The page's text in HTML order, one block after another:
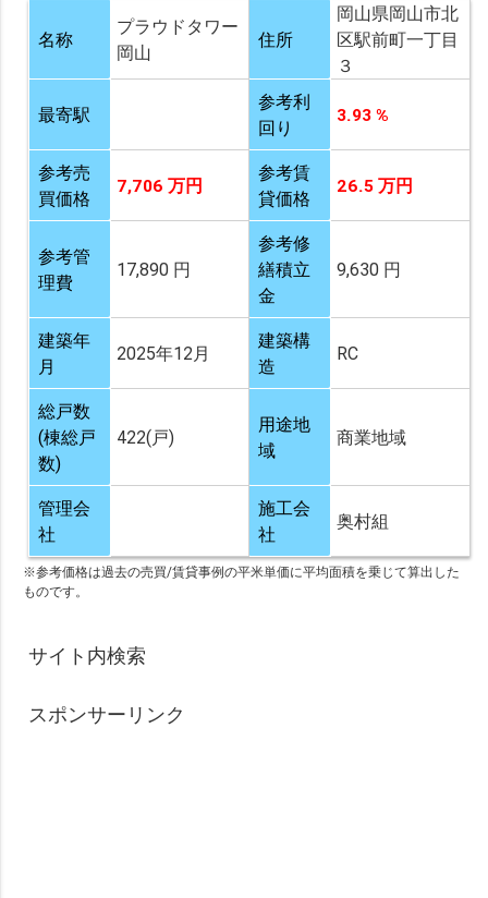
名称
プラウドタワー
岡山
住所
岡山県岡山市北
区駅前町一丁目
３
最寄駅
参考利
回り
3.93 %
参考売
買価格
7,706 万円
参考賃
貸価格
26.5 万円
参考管
理費
17,890 円
参考修
繕積立
金
9,630 円
建築年
月
2025年12月
建築構
造
RC
総戸数
(棟総戸
数)
422(戸)
用途地
域
商業地域
管理会
社
施工会
社
奥村組
※参考価格は過去の売買/賃貸事例の平米単価に平均面積を乗じて算出した
ものです。
サイト内検索
スポンサーリンク